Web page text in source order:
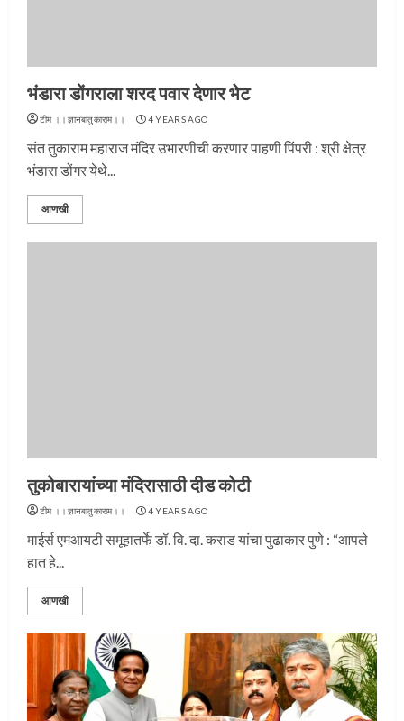
भंडारा डोंगराला शरद पवार देणार भेट
टीम ।।ज्ञानबातुकाराम।। 4 YEARS AGO
संत तुकाराम महाराज मंदिर उभारणीची करणार पाहणी पिंपरी : श्री क्षेत्र
भंडारा डोंगर येथे...
आणखी
तुकोबारायांच्या मंदिरासाठी दीड कोटी
टीम ।।ज्ञानबातुकाराम।। 4 YEARS AGO
माईर्स एमआयटी समूहातर्फे डॉ. वि. दा. कराड यांचा पुढाकार पुणे : “आपले
हात हे...
आणखी